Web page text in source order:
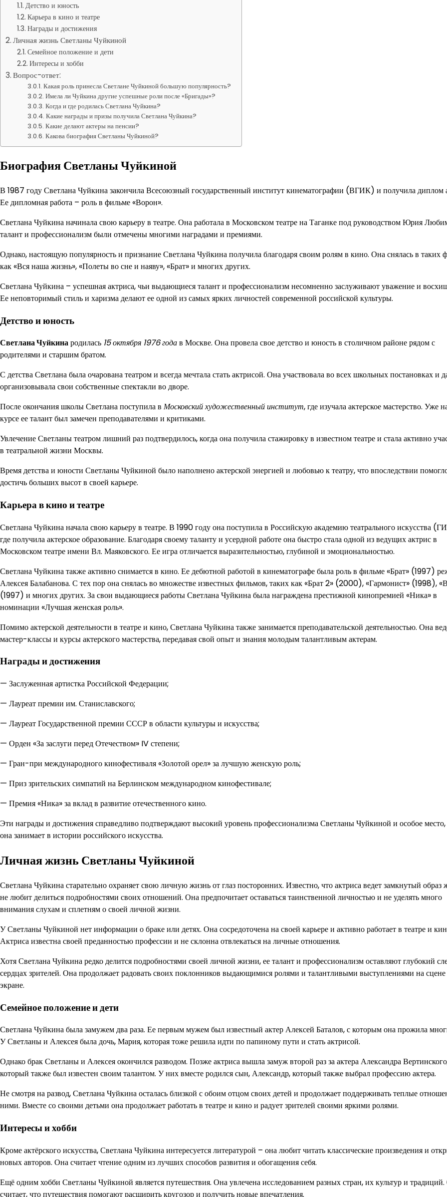
Детство и юность
Карьера в кино и театре
Награды и достижения
Личная жизнь Светланы Чуйкиной
Семейное положение и дети
Интересы и хобби
Вопрос-ответ:
Какая роль принесла Светлане Чуйкиной большую популярность?
Имела ли Чуйкина другие успешные роли после «Бригады»?
Когда и где родилась Светлана Чуйкина?
Какие награды и призы получила Светлана Чуйкина?
Какие делают актеры на пенсии?
Какова биография Светланы Чуйкиной?
Биография Светланы Чуйкиной
В 1987 году Светлана Чуйкина закончила Всесоюзный государственный институт кинематографии (ВГИК) и получила диплом
Ее дипломная работа – роль в фильме «Ворон».
Светлана Чуйкина начинала свою карьеру в театре. Она работала в Московском театре на Таганке под руководством Юрия
талант и профессионализм были отмечены многими наградами и премиями.
Однако, настоящую популярность и признание Светлана Чуйкина получила благодаря своим ролям в кино. Она снялась в таких
как «Вся наша жизнь», «Полеты во сне и наяву», «Брат» и многих других.
Светлана Чуйкина – успешная актриса, чьи выдающиеся талант и профессионализм несомненно заслуживают уважение и
Ее неповторимый стиль и харизма делают ее одной из самых ярких личностей современной российской культуры.
Детство и юность
Светлана Чуйкинародилась 15 октября 1976 годав Москве. Она провела свое детство и юность в столичном районе рядом с
родителями и старшим братом.
С детства Светлана была очарована театром и всегда мечтала стать актрисой. Она участвовала во всех школьных постановках и
организовывала свои собственные спектакли во дворе.
После окончания школы Светлана поступила в Московский художественный институт, где изучала актерское мастерство. Уже
курсе ее талант был замечен преподавателями и критиками.
Увлечение Светланы театром лишний раз подтвердилось, когда она получила стажировку в известном театре и стала активно
в театральной жизни Москвы.
Время детства и юности Светланы Чуйкиной было наполнено актерской энергией и любовью к театру, что впоследствии
достичь больших высот в своей карьере.
Карьера в кино и театре
Светлана Чуйкина начала свою карьеру в театре. В 1990 году она поступила в Российскую академию театрального искусства
где получила актерское образование. Благодаря своему таланту и усердной работе она быстро стала одной из ведущих актрис в
Московском театре имени Вл. Маяковского. Ее игра отличается выразительностью, глубиной и эмоциональностью.
Светлана Чуйкина также активно снимается в кино. Ее дебютной работой в кинематографе была роль в фильме «Брат» (1997)
Алексея Балабанова. С тех пор она снялась во множестве известных фильмов, таких как «Брат 2» (2000), «Гармонист» (1998),
(1997) и многих других. За свои выдающиеся работы Светлана Чуйкина была награждена престижной кинопремией «Ника» в
номинации «Лучшая женская роль».
Помимо актерской деятельности в театре и кино, Светлана Чуйкина также занимается преподавательской деятельностью. Она
мастер-классы и курсы актерского мастерства, передавая свой опыт и знания молодым талантливым актерам.
Награды и достижения
— Заслуженная артистка Российской Федерации;
— Лауреат премии им. Станиславского;
— Лауреат Государственной премии СССР в области культуры и искусства;
— Орден «За заслуги перед Отечеством» IV степени;
— Гран-при международного кинофестиваля «Золотой орел» за лучшую женскую роль;
— Приз зрительских симпатий на Берлинском международном кинофестивале;
— Премия «Ника» за вклад в развитие отечественного кино.
Эти награды и достижения справедливо подтверждают высокий уровень профессионализма Светланы Чуйкиной и особое место,
она занимает в истории российского искусства.
Личная жизнь Светланы Чуйкиной
Светлана Чуйкина старательно охраняет свою личную жизнь от глаз посторонних. Известно, что актриса ведет замкнутый образ
не любит делиться подробностями своих отношений. Она предпочитает оставаться таинственной личностью и не уделять много
внимания слухам и сплетням о своей личной жизни.
У Светланы Чуйкиной нет информации о браке или детях. Она сосредоточена на своей карьере и активно работает в театре и
Актриса известна своей преданностью профессии и не склонна отвлекаться на личные отношения.
Хотя Светлана Чуйкина редко делится подробностями своей личной жизни, ее талант и профессионализм оставляют глубокий
сердцах зрителей. Она продолжает радовать своих поклонников выдающимися ролями и талантливыми выступлениями на
экране.
Семейное положение и дети
Светлана Чуйкина была замужем два раза. Ее первым мужем был известный актер Алексей Баталов, с которым она прожила
У Светланы и Алексея была дочь, Мария, которая тоже решила идти по папиному пути и стать актрисой.
Однако брак Светланы и Алексея окончился разводом. Позже актриса вышла замуж второй раз за актера Александра
который также был известен своим талантом. У них вместе родился сын, Александр, который также выбрал профессию актера.
Не смотря на развод, Светлана Чуйкина осталась близкой с обоим отцом своих детей и продолжает поддерживать теплые
ними. Вместе со своими детьми она продолжает работать в театре и кино и радует зрителей своими яркими ролями.
Интересы и хобби
Кроме актёрского искусства, Светлана Чуйкина интересуется литературой – она любит читать классические произведения и
новых авторов. Она считает чтение одним из лучших способов развития и обогащения себя.
Ещё одним хобби Светланы Чуйкиной является путешествия. Она увлечена исследованием разных стран, их культур и
считает, что путешествия помогают расширить кругозор и получить новые впечатления.